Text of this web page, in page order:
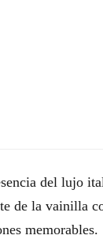
del lujo
de la vainilla
memorables.